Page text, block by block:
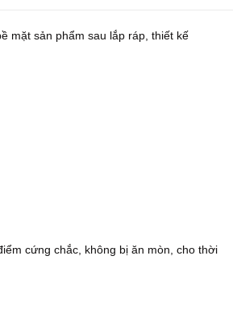
mặt sản phẩm sau lắp ráp, thiết kế
cứng chắc, không bị ăn mòn, cho thời